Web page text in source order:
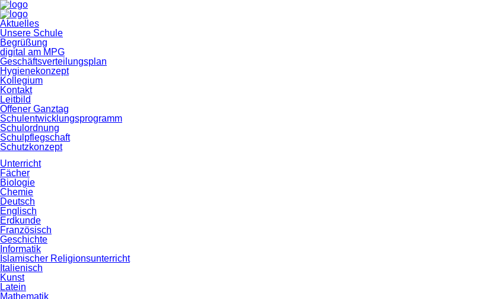
Navigation
überspringen
Aktuelles
Unsere Schule
Begrüßung
digital am MPG
Geschäftsverteilungsplan
Hygienekonzept
Kollegium
Kontakt
Leitbild
Offener Ganztag
Schulentwicklungsprogramm
Schulordnung
Schulpflegschaft
Schutzkonzept
Unterricht
Fächer
Biologie
Chemie
Deutsch
Englisch
Erdkunde
Französisch
Geschichte
Informatik
Islamischer Religionsunterricht
Italienisch
Kunst
Latein
Mathematik